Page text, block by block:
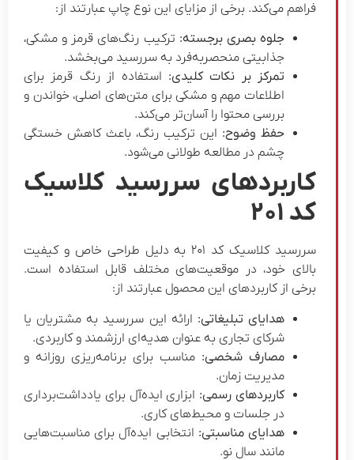
می‌کند. برخی از مزایای این نوع چاپ عبارتند از:
جلوه بصری برجسته:ترکیب رنگ‌های قرمز و مشکی،
جذابیتی منحصر‌به‌فرد به سررسید می‌بخشد.
تمرکز بر نکات کلیدی: استفاده از رنگ قرمز برای
اطلاعات مهم و مشکی برای متن‌های اصلی، خواندن و
بررسی محتوا را آسان‌تر می‌کند.
حفظ وضوح:این ترکیب رنگ، باعث کاهش خستگی
چشم در مطالعه طولانی می‌شود.
سررسید کلاسیک
سررسید کلاسیک کد ۲۰۱ به دلیل طراحی خاص و کیفیت
خود، در موقعیت‌های مختلف قابل استفاده است.
از کاربردهای این محصول عبارتند از:
هدایای تبلیغاتی:ارائه این سررسید به مشتریان یا
شرکای تجاری به عنوان هدیه‌ای ارزشمند و کاربردی.
مصارف شخصی:مناسب برای برنامه‌ریزی روزانه و
مدیریت زمان.
کاربردهای رسمی:ابزاری ایده‌آل برای یادداشت‌برداری
در جلسات و محیط‌های کاری.
هدایای مناسبتی:انتخابی ایده‌آل برای مناسبت‌هایی
مانند سال نو.